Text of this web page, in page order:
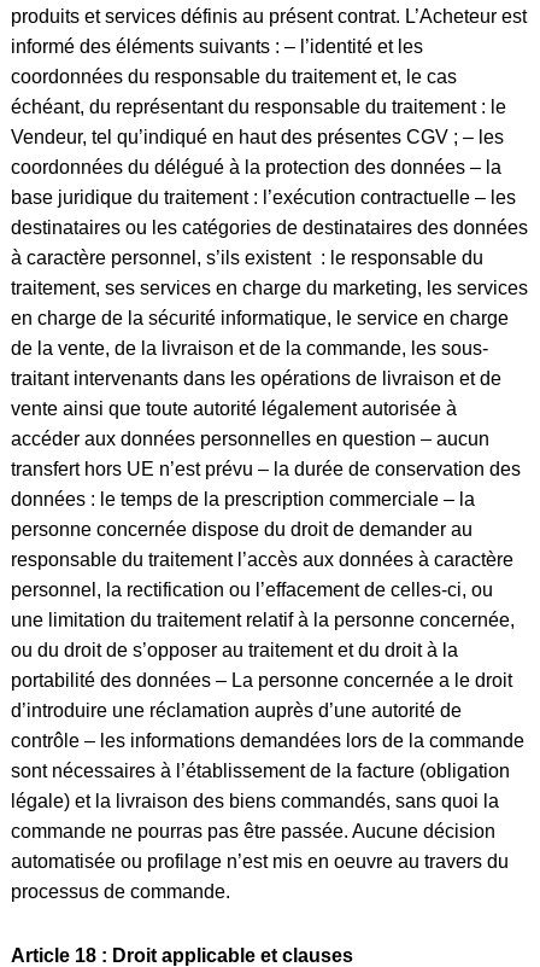
produits et services définis au présent contrat. L’Acheteur est
informé des éléments suivants : – l’identité et les
coordonnées du responsable du traitement et, le cas
échéant, du représentant du responsable du traitement : le
Vendeur, tel qu’indiqué en haut des présentes CGV ; – les
coordonnées du délégué à la protection des données – la
base juridique du traitement : l’exécution contractuelle – les
destinataires ou les catégories de destinataires des données
à caractère personnel, s’ils existent : le responsable du
traitement, ses services en charge du marketing, les services
en charge de la sécurité informatique, le service en charge
de la vente, de la livraison et de la commande, les sous-
traitant intervenants dans les opérations de livraison et de
vente ainsi que toute autorité légalement autorisée à
accéder aux données personnelles en question – aucun
transfert hors UE n’est prévu – la durée de conservation des
données : le temps de la prescription commerciale – la
personne concernée dispose du droit de demander au
responsable du traitement l’accès aux données à caractère
personnel, la rectification ou l’effacement de celles-ci, ou
une limitation du traitement relatif à la personne concernée,
ou du droit de s’opposer au traitement et du droit à la
portabilité des données – La personne concernée a le droit
d’introduire une réclamation auprès d’une autorité de
contrôle – les informations demandées lors de la commande
sont nécessaires à l’établissement de la facture (obligation
légale) et la livraison des biens commandés, sans quoi la
commande ne pourras pas être passée. Aucune décision
automatisée ou profilage n’est mis en oeuvre au travers du
processus de commande.
Article 18 : Droit applicable et clauses